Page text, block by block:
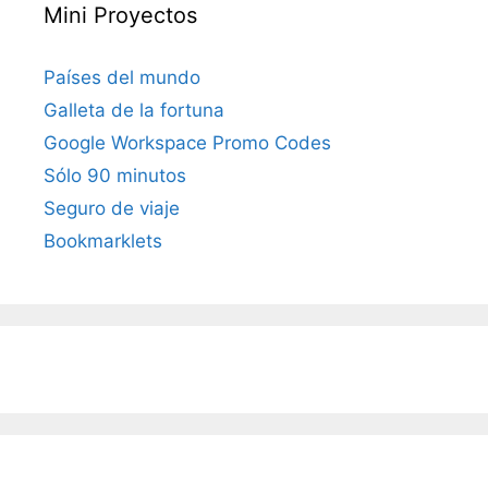
Mini Proyectos
Países del mundo
Galleta de la fortuna
Google Workspace Promo Codes
Sólo 90 minutos
Seguro de viaje
Bookmarklets